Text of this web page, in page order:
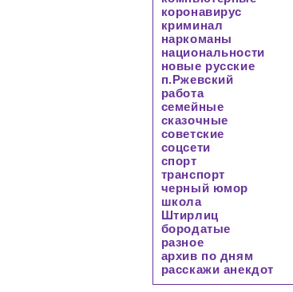
коронавирус
криминал
наркоманы
национальности
новые русские
п.Ржевский
работа
семейные
сказочные
советские
соцсети
спорт
транспорт
черный юмор
школа
Штирлиц
бородатые
разное
архив по дням
расскажи анекдот